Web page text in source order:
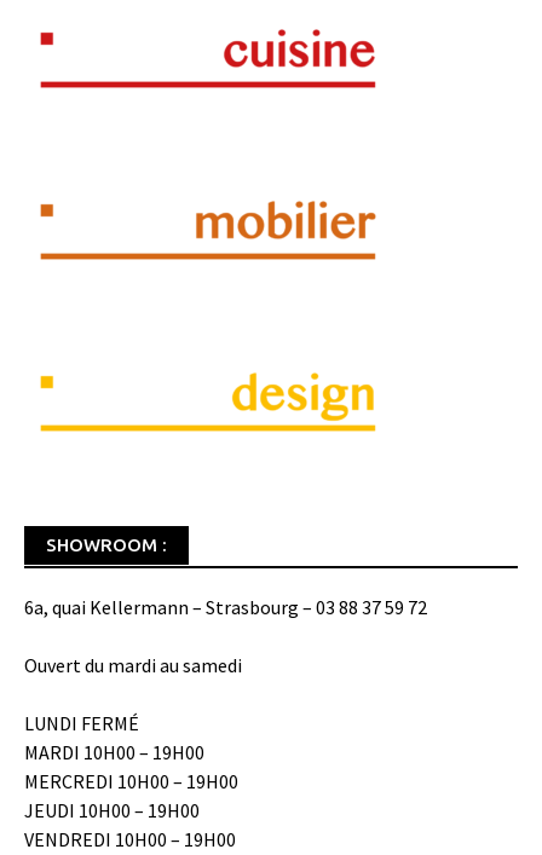
SHOWROOM :
6a, quai Kellermann – Strasbourg – 03 88 37 59 72
Ouvert du mardi au samedi
LUNDI FERMÉ
MARDI 10H00 – 19H00
MERCREDI 10H00 – 19H00
JEUDI 10H00 – 19H00
VENDREDI 10H00 – 19H00